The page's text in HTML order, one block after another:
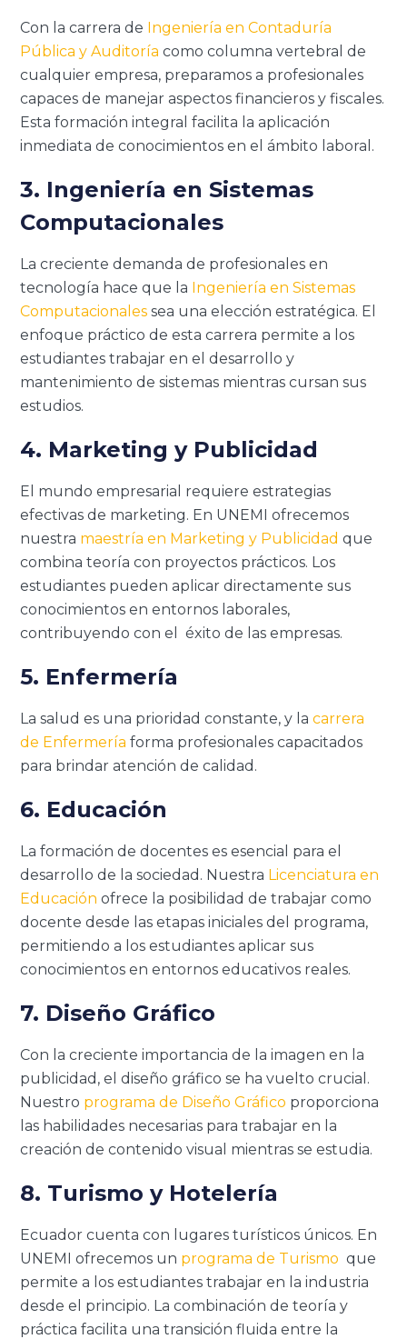
Con la carrera de Ingeniería en Contaduría
Pública y Auditoría como columna vertebral de
cualquier empresa, preparamos a profesionales
capaces de manejar aspectos financieros y fiscales.
Esta formación integral facilita la aplicación
inmediata de conocimientos en el ámbito laboral.
3. Ingeniería en Sistemas
Computacionales
La creciente demanda de profesionales en
tecnología hace que la Ingeniería en Sistemas
Computacionales sea una elección estratégica. El
enfoque práctico de esta carrera permite a los
estudiantes trabajar en el desarrollo y
mantenimiento de sistemas mientras cursan sus
estudios.
4. Marketing y Publicidad
El mundo empresarial requiere estrategias
efectivas de marketing. En UNEMI ofrecemos
nuestra maestría en Marketing y Publicidad que
combina teoría con proyectos prácticos. Los
estudiantes pueden aplicar directamente sus
conocimientos en entornos laborales,
contribuyendo con el éxito de las empresas.
5. Enfermería
La salud es una prioridad constante, y lacarrera
de Enfermería forma profesionales capacitados
para brindar atención de calidad.
6. Educación
La formación de docentes es esencial para el
desarrollo de la sociedad. Nuestra Licenciatura en
Educación ofrece la posibilidad de trabajar como
docente desde las etapas iniciales del programa,
permitiendo a los estudiantes aplicar sus
conocimientos en entornos educativos reales.
7. Diseño Gráfico
Con la creciente importancia de la imagen en la
publicidad, el diseño gráfico se ha vuelto crucial.
Nuestro programa de Diseño Gráfico proporciona
las habilidades necesarias para trabajar en la
creación de contenido visual mientras se estudia.
8. Turismo y Hotelería
Ecuador cuenta con lugares turísticos únicos. En
UNEMI ofrecemos un programa de Turismo que
permite a los estudiantes trabajar en la industria
desde el principio. La combinación de teoría y
práctica facilita una transición fluida entre la